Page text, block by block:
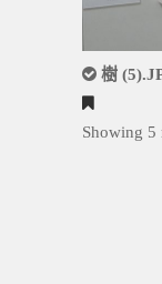
樹
Showing 5